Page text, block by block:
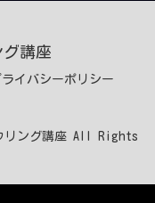
講座
ライバシーポリシー
リング講座 All Rights